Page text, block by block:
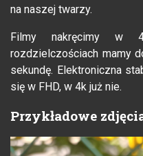
na naszej twarzy.
Filmy nakręcimy w
rozdzielczościach mamy
sekundę. Elektroniczna
się w FHD, w 4k już nie.
Przykładowe